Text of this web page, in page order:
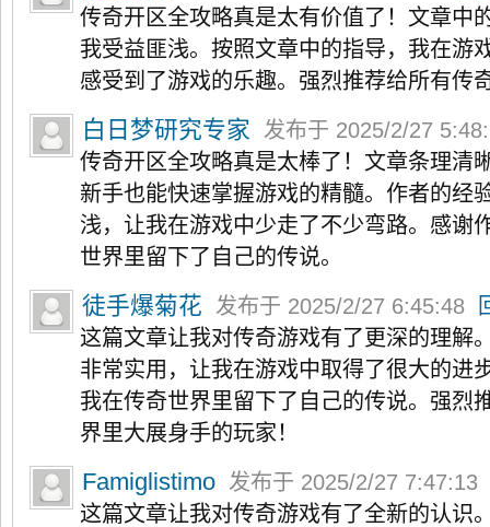
传奇开区全攻略真是太有价值了！文章中
我受益匪浅。按照文章中的指导，我在游
感受到了游戏的乐趣。强烈推荐给所有传
白日梦研究专家
发布于 2025/2/27
传奇开区全攻略真是太棒了！文章条理清
新手也能快速掌握游戏的精髓。作者的经
浅，让我在游戏中少走了不少弯路。感谢
世界里留下了自己的传说。
徒手爆菊花 发布于 2025/2/27 6:45:48
这篇文章让我对传奇游戏有了更深的理解
非常实用，让我在游戏中取得了很大的进
我在传奇世界里留下了自己的传说。强烈
界里大展身手的玩家！
Famiglistimo 发布于 2025/2/27 7:47:13
这篇文章让我对传奇游戏有了全新的认识